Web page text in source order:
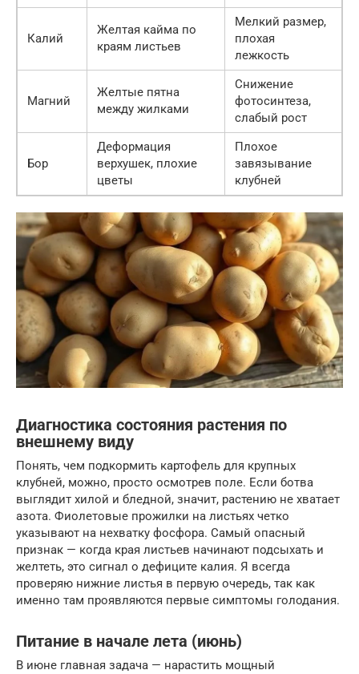
Калий
Желтая кайма по
краям листьев
Мелкий размер,
плохая
лежкость
Магний
Желтые пятна
между жилками
Снижение
фотосинтеза,
слабый рост
Бор
Деформация
верхушек, плохие
цветы
Плохое
завязывание
клубней
Диагностика состояния растения по
внешнему виду
Понять, чем подкормить картофель для крупных
клубней, можно, просто осмотрев поле. Если ботва
выглядит хилой и бледной, значит, растению не хватает
азота. Фиолетовые прожилки на листьях четко
указывают на нехватку фосфора. Самый опасный
признак — когда края листьев начинают подсыхать и
желтеть, это сигнал о дефиците калия. Я всегда
проверяю нижние листья в первую очередь, так как
именно там проявляются первые симптомы голодания.
Питание в начале лета (июнь)
В июне главная задача — нарастить мощный